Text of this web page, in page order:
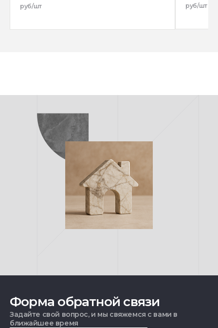
руб/шт руб/шт
Форма обратной связи
Задайте свой вопрос, и мы свяжемся с вами в
ближайшее время